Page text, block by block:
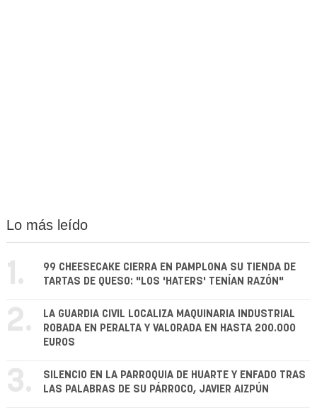
Lo más leído
1.
99 CHEESECAKE CIERRA EN PAMPLONA SU TIENDA DE
TARTAS DE QUESO: "LOS 'HATERS' TENÍAN RAZÓN"
2.
LA GUARDIA CIVIL LOCALIZA MAQUINARIA INDUSTRIAL
ROBADA EN PERALTA Y VALORADA EN HASTA 200.000
EUROS
3.
SILENCIO EN LA PARROQUIA DE HUARTE Y ENFADO TRAS
LAS PALABRAS DE SU PÁRROCO, JAVIER AIZPÚN